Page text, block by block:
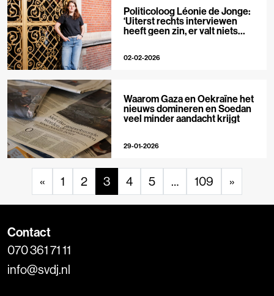
Politicoloog Léonie de Jonge:
‘Uiterst rechts interviewen
heeft geen zin, er valt niets
02-02-2026
Waarom Gaza en Oekraïne het
nieuws domineren en Soedan
veel minder aandacht krijgt
29-01-2026
« 1 2 3 4 5 … 109 »
Contact
070 361 71 11
info@svdj.nl